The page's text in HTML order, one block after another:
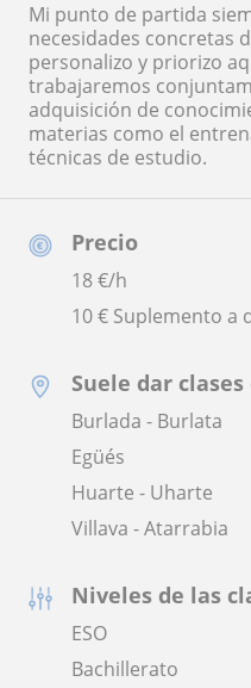
Precio
18€/h
10 € Suplemento a
Suele dar clases
Burlada - Burlata
Egüés
Huarte - Uharte
Villava - Atarrabia
Niveles de las
ESO
Bachillerato
Mi punto de partida
necesidades concretas
personalizo y priorizo
trabajaremos
adquisición de
materias como el
técnicas de estudio.